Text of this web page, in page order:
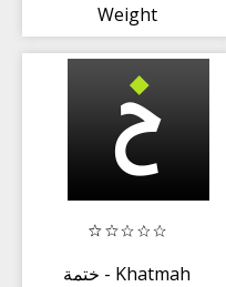
Weight
ختمة - Khatmah